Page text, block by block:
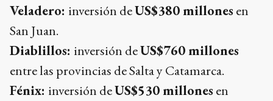
Veladero: inversión deUS$380 millones en
San Juan.
Diablillos: inversión deUS$760 millones
entre las provincias de Salta y Catamarca.
Fénix: inversión deUS$530 millones en